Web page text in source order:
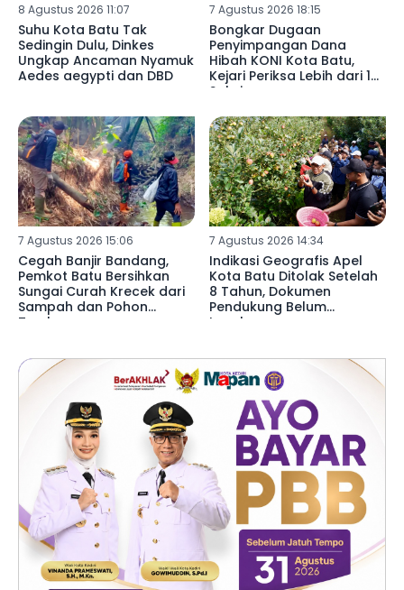
8 Agustus 2026 11:07
Suhu Kota Batu Tak
Sedingin Dulu, Dinkes
Ungkap Ancaman Nyamuk
Aedes aegypti dan DBD
7 Agustus 2026 18:15
Bongkar Dugaan
Penyimpangan Dana
Hibah KONI Kota Batu,
Kejari Periksa Lebih dari 15
Saksi
7 Agustus 2026 15:06
Cegah Banjir Bandang,
Pemkot Batu Bersihkan
Sungai Curah Krecek dari
Sampah dan Pohon
Tumbang
7 Agustus 2026 14:34
Indikasi Geografis Apel
Kota Batu Ditolak Setelah
8 Tahun, Dokumen
Pendukung Belum
Lengkap